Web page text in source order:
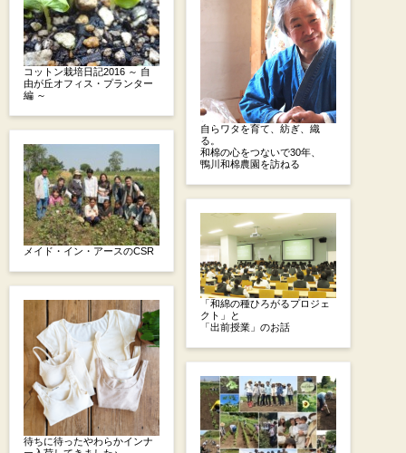
コットン栽培日記2016 ～ 自
由が丘オフィス・プランター
編 ～
メイド・イン・アースのCSR
待ちに待ったやわらかインナ
自らワタを育て、紡ぎ、織
る。
和棉の心をつないで30年、
鴨川和棉農園を訪ねる
「和綿の種ひろがるプロジェ
クト」と
「出前授業」のお話